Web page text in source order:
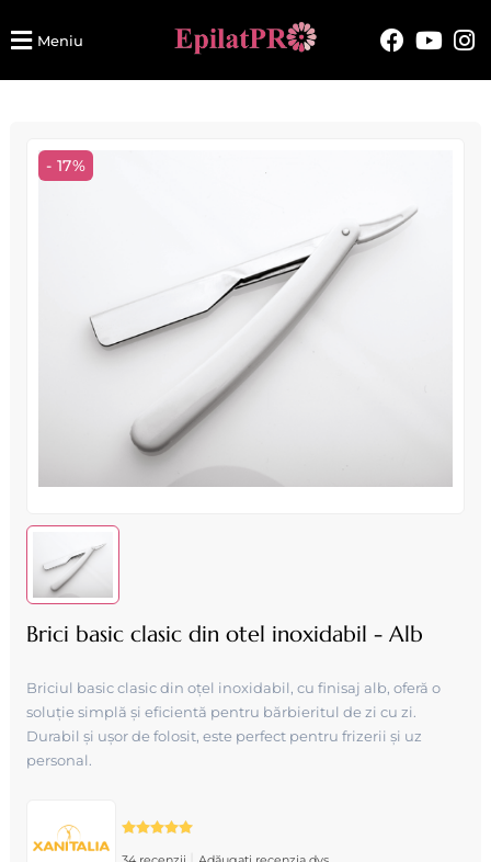
Meniu
- 17%
Brici basic clasic din otel inoxidabil - Alb
Briciul basic clasic din oțel inoxidabil, cu finisaj alb, oferă o
soluție simplă și eficientă pentru bărbieritul de zi cu zi.
Durabil și ușor de folosit, este perfect pentru frizerii și uz
personal.